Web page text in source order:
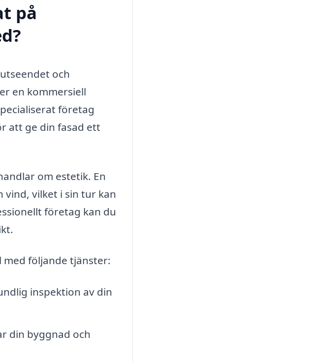
på
och
en kommersiell
företag
att ge din fasad ett
om estetik. En
vind, vilket i sin tur kan
företag kan du
följande tjänster:
inspektion av din
din byggnad och